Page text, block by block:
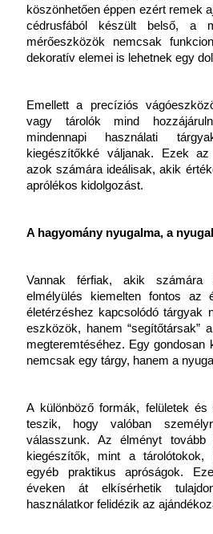
köszönhetően éppen ezért remek
cédrusfából készült belső, a
mérőeszközök nemcsak
dekoratív elemei is lehetnek egy
Emellett a precíziós
vagy tárolók mind
mindennapi használati
kiegészítőkké váljanak. Ezek
azok számára ideálisak, akik
aprólékos kidolgozást.
A hagyomány nyugalma, a
Vannak férfiak, akik
elmélyülés kiemelten fontos az
életérzéshez kapcsolódó tárgyak
eszközök, hanem “segítőtársak”
megteremtéséhez. Egy gondosan
nemcsak egy tárgy, hanem a
A különböző formák, felületek és
teszik, hogy valóban
válasszunk. Az élményt
kiegészítők, mint a tárolótokok,
egyéb praktikus apróságok.
éveken át elkísérhetik
használatkor felidézik az